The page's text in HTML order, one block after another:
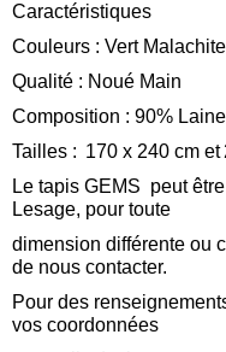
Caractéristiques
Couleurs : Vert Malachite
Qualité : Noué Main
Composition : 90%
Tailles : 170 x 240 cm et
Le tapis GEMS peut
Lesage, pour toute
dimension différente ou
de nous contacter.
Pour des
vos coordonnées